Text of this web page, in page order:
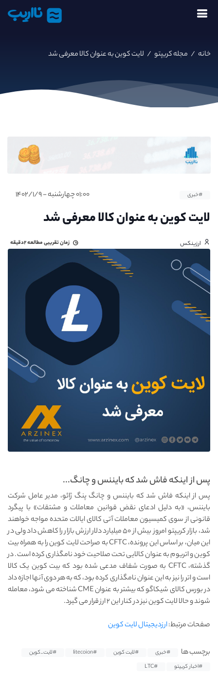
نااریب
خانه / مجله کریپتو / لایت کوین به عنوان کالا معرفی شد
#خبری ۰۱:۰۰ چهارشنبه - ۱۴۰۲/۱/۹
لایت کوین به عنوان کالا معرفی شد
ارزینکس زمان تقریبی مطالعه۲دقیقه
پس از اینکه فاش شد که بایننس و چانگ...
پس از اینکه فاش شد که بایننس و چانگ پنگ ژائو، مدیر عامل شرکت
بایننس، «به دلیل ادعای نقض قوانین معاملات و مشتقات» با پیگرد
قانونی از سوی کمیسیون معاملات آتی کالای ایالات متحده مواجه خواهند
شد، بازار کریپتو امروز بیش از ۵۰ میلیارد دلار ارزش بازار را کاهش داد ولی در
این میان، بر اساس این پرونده، CFTC به صراحت لایت کوین را به همراه بیت
کوین و اتریوم به عنوان کالایی تحت صلاحیت خود نامگذاری کرده است. در
گذشته، CFTC به صورت شفاف مدعی شده بود که بیت کوین یک کالا
است و اتر را نیز به این عنوان نامگذاری کرده بود، که به هر دوی آنها اجازه داد
در بورس کالای شیکاگو که بیشتر به عنوان CME شناخته می شود، معامله
شوند و حالا لایت کوین نیز در کنار این ۲ ارز قرار می گیرد.
صفحات مرتبط:ارزدیجیتال لایت کوین
برچسب ها #خبری #لایت کوین #litecoion
#لایت_کوین
#اخبار کریپتو
#LTC